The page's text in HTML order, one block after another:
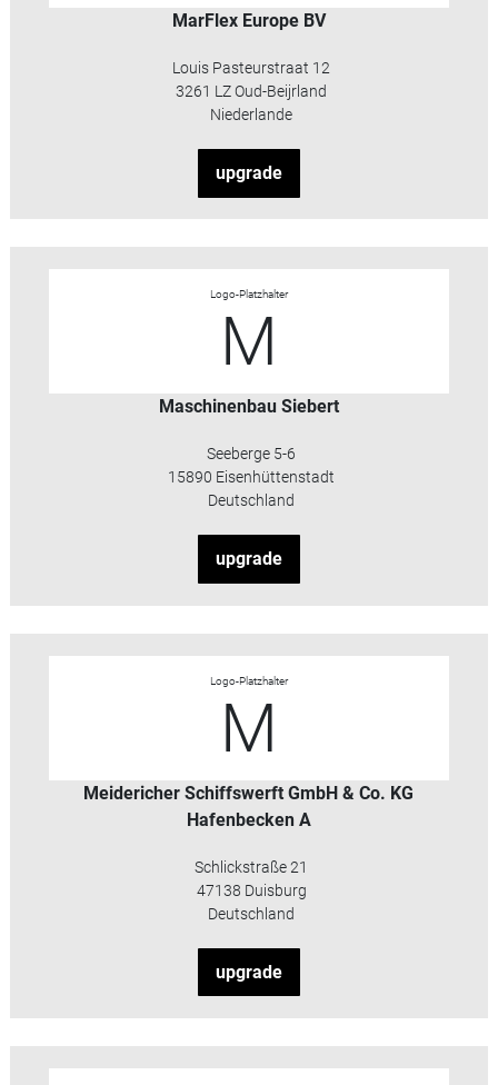
MarFlex Europe BV
Louis Pasteurstraat 12
3261 LZ Oud-Beijrland
Niederlande
upgrade
Logo-Platzhalter
M
Maschinenbau Siebert
Seeberge 5-6
15890 Eisenhüttenstadt
Deutschland
upgrade
Logo-Platzhalter
M
Meidericher Schiffswerft GmbH & Co. KG
Hafenbecken A
Schlickstraße 21
47138 Duisburg
Deutschland
upgrade